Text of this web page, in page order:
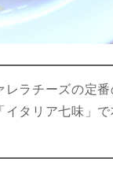
レラチーズの定
イタリア七味」で